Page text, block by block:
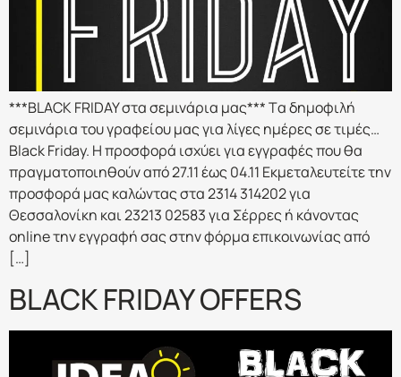
***BLACK FRIDAY στα σεμινάρια μας*** Tα δημοφιλή
σεμινάρια του γραφείου μας για λίγες ημέρες σε τιμές…
Black Friday. Η προσφορά ισχύει για εγγραφές που θα
πραγματοποιηθούν από 27.11 έως 04.11 Εκμεταλευτείτε την
προσφορά μας καλώντας στα 2314 314202 για
Θεσσαλονίκη και 23213 02583 για Σέρρες ή κάνοντας
online την εγγραφή σας στην φόρμα επικοινωνίας από
[…]
BLACK FRIDAY OFFERS